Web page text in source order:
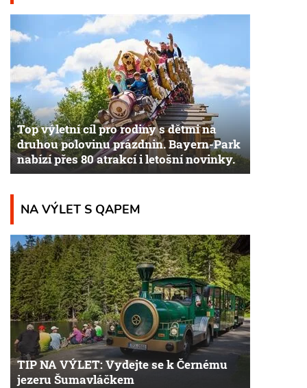
Top výletní cíl pro rodiny s dětmi na
druhou polovinu prázdnin. Bayern-Park
nabízí přes 80 atrakcí i letošní novinky.
NA VÝLET S QAPEM
TIP NA VÝLET: Vydejte se k Černému
jezeru Šumavláčkem